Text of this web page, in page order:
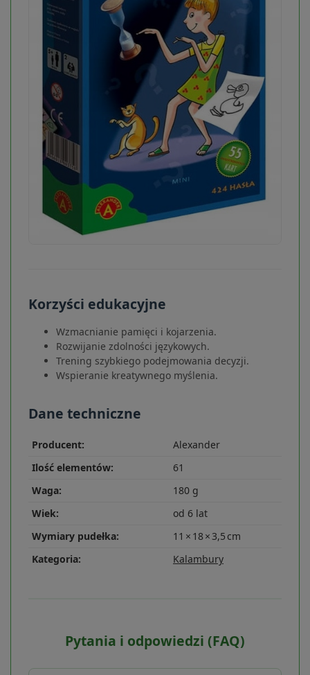
Korzyści edukacyjne
Wzmacnianie pamięci i kojarzenia.
Rozwijanie zdolności językowych.
Trening szybkiego podejmowania decyzji.
Wspieranie kreatywnego myślenia.
Dane techniczne
Producent:
Alexander
Ilość elementów:
61
Waga:
180 g
Wiek:
od 6 lat
Wymiary pudełka:
11 × 18 × 3,5 cm
Kategoria:
Kalambury
Pytania i odpowiedzi (FAQ)